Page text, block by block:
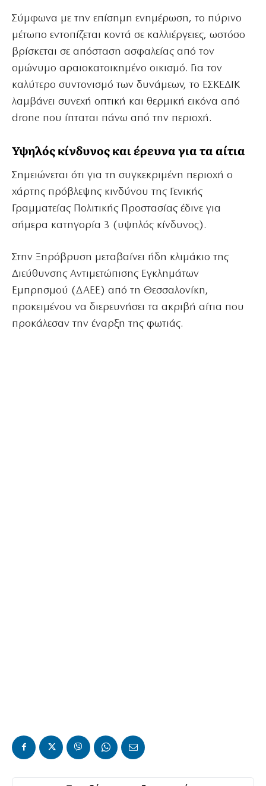
Σύμφωνα με την επίσημη ενημέρωση, το πύρινο
μέτωπο εντοπίζεται κοντά σε καλλιέργειες, ωστόσο
βρίσκεται σε απόσταση ασφαλείας από τον
ομώνυμο αραιοκατοικημένο οικισμό. Για τον
καλύτερο συντονισμό των δυνάμεων, το ΕΣΚΕΔΙΚ
λαμβάνει συνεχή οπτική και θερμική εικόνα από
drone που ίπταται πάνω από την περιοχή.
Υψηλός κίνδυνος και έρευνα για τα αίτια
Σημειώνεται ότι για τη συγκεκριμένη περιοχή ο
χάρτης πρόβλεψης κινδύνου της Γενικής
Γραμματείας Πολιτικής Προστασίας έδινε για
σήμερα κατηγορία 3 (υψηλός κίνδυνος).
Στην Ξηρόβρυση μεταβαίνει ήδη κλιμάκιο της
Διεύθυνσης Αντιμετώπισης Εγκλημάτων
Εμπρησμού (ΔΑΕΕ) από τη Θεσσαλονίκη,
προκειμένου να διερευνήσει τα ακριβή αίτια που
προκάλεσαν την έναρξη της φωτιάς.